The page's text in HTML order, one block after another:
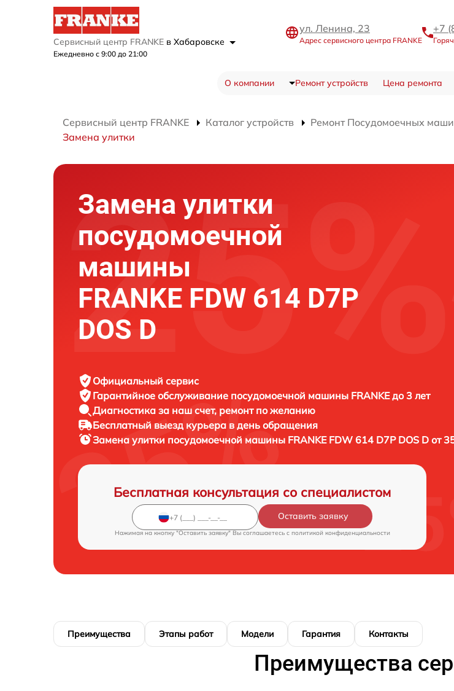
Сервисный центр FRANKE в Хабаровске
Ежедневно с 9:00 до 21:00
ул. Ленина, 23
Адрес сервисного центра FRANKE
+7
О компании Ремонт устройств Цена ремонта
Сервисный центр FRANKE Каталог устройств Ремонт Посудомоечных
Замена улитки
Замена улитки
посудомоечной
машины
FRANKE FDW 614 D7P
DOS D
Официальный сервис
Гарантийное обслуживание посудомоечной машины FRANKE до 3 лет
Диагностика за наш счет, ремонт по желанию
Бесплатный выезд курьера в день обращения
Замена улитки посудомоечной машины FRANKE FDW 614 D7P DOS D от
Бесплатная консультация со специалистом
Оставить заявку
Нажимая на кнопку "Оставить заявку" Вы соглашаетесь c политикой конфиденциальности
Преимущества Этапы работ Модели Гарантия Контакты
Преимущества